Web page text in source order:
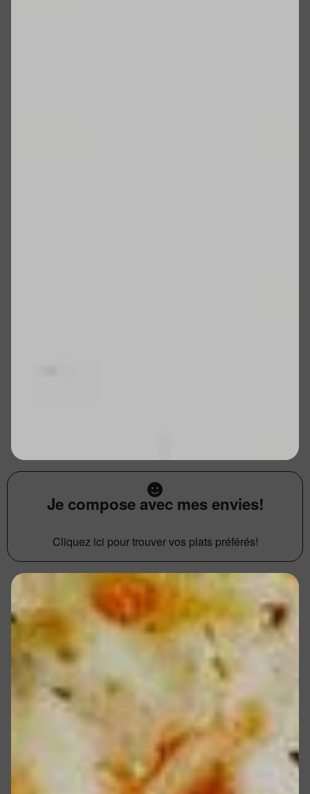
Je compose avec mes envies!
Cliquez ici pour trouver vos plats préférés!